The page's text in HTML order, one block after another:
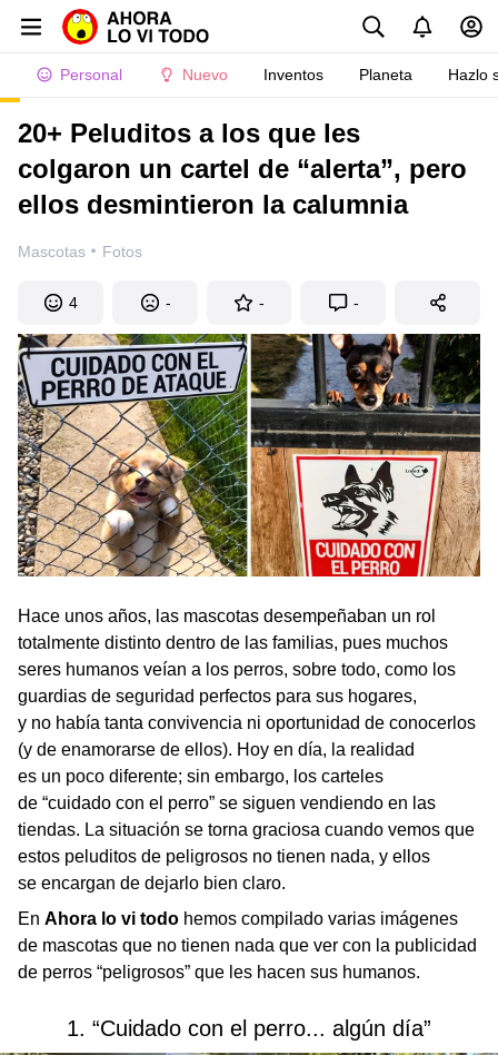
Personal Nuevo Inventos Planeta Hazlo
20+ Peluditos a los que les
colgaron un cartel de “alerta”, pero
ellos desmintieron la calumnia
Mascotas · Fotos
4 - - -
Hace unos años, las mascotas desempeñaban un rol
totalmente distinto dentro de las familias, pues muchos
seres humanos veían a los perros, sobre todo, como los
guardias de seguridad perfectos para sus hogares,
y no había tanta convivencia ni oportunidad de conocerlos
(y de enamorarse de ellos). Hoy en día, la realidad
es un poco diferente; sin embargo, los carteles
de “cuidado con el perro” se siguen vendiendo en las
tiendas. La situación se torna graciosa cuando vemos que
estos peluditos de peligrosos no tienen nada, y ellos
se encargan de dejarlo bien claro.
En Ahora lo vi todo hemos compilado varias imágenes
de mascotas que no tienen nada que ver con la publicidad
de perros “peligrosos” que les hacen sus humanos.
1. “Cuidado con el perro... algún día”